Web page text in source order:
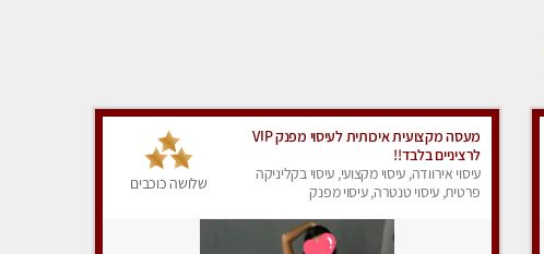
מעסה מקצועית איכותית לעיסוי מפנק VIP
לרציניים בלבד!!
עיסוי אירוודה, עיסוי מקצועי, עיסוי בקליניקה
פרטית, עיסוי טנטרה, עיסוי מפנק
שלושה כוכבים